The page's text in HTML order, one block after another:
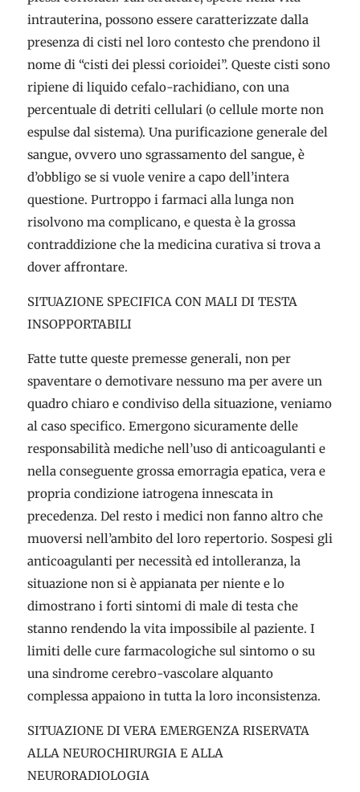
intrauterina, possono essere caratterizzate dalla
presenza di cisti nel loro contesto che prendono il
nome di “cisti dei plessi corioidei”. Queste cisti sono
ripiene di liquido cefalo-rachidiano, con una
percentuale di detriti cellulari (o cellule morte non
espulse dal sistema). Una purificazione generale del
sangue, ovvero uno sgrassamento del sangue, è
d’obbligo se si vuole venire a capo dell’intera
questione. Purtroppo i farmaci alla lunga non
risolvono ma complicano, e questa è la grossa
contraddizione che la medicina curativa si trova a
dover affrontare.
SITUAZIONE SPECIFICA CON MALI DI TESTA
INSOPPORTABILI
Fatte tutte queste premesse generali, non per
spaventare o demotivare nessuno ma per avere un
quadro chiaro e condiviso della situazione, veniamo
al caso specifico. Emergono sicuramente delle
responsabilità mediche nell’uso di anticoagulanti e
nella conseguente grossa emorragia epatica, vera e
propria condizione iatrogena innescata in
precedenza. Del resto i medici non fanno altro che
muoversi nell’ambito del loro repertorio. Sospesi gli
anticoagulanti per necessità ed intolleranza, la
situazione non si è appianata per niente e lo
dimostrano i forti sintomi di male di testa che
stanno rendendo la vita impossibile al paziente. I
limiti delle cure farmacologiche sul sintomo o su
una sindrome cerebro-vascolare alquanto
complessa appaiono in tutta la loro inconsistenza.
SITUAZIONE DI VERA EMERGENZA RISERVATA
ALLA NEUROCHIRURGIA E ALLA
NEURORADIOLOGIA